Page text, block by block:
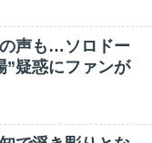
の声も…ソロドー
”疑惑にファンが